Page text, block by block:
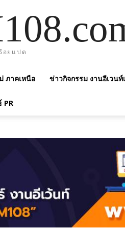
อยแปด
ภาคเหนือ ข่าวกิจกรรม งานอีเวนท์
PR